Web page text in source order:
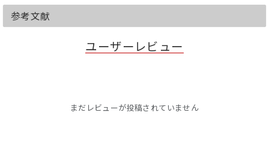
参考文献
ユーザーレビュー
まだレビューが投稿されていません